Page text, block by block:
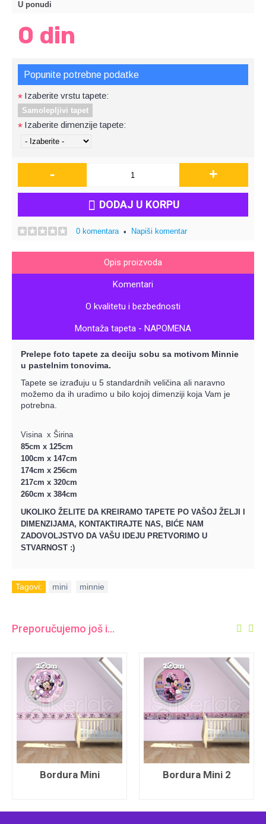
U ponudi
0 din
Popunite potrebne podatke
* Izaberite vrstu tapete:
Samolepljivi tapet
* Izaberite dimenzije tapete:
- +
DODAJ U KORPU
0 komentara• Napiši komentar
Opis proizvoda
Komentari
O kvalitetu i bezbednosti
Montaža tapeta - NAPOMENA
Prelepe foto tapete za deciju sobu sa motivom Minnie
u pastelnim tonovima.
Tapete se izrađuju u 5 standardnih veličina ali naravno
možemo da ih uradimo u bilo kojoj dimenziji koja Vam je
potrebna.
Visina x Širina
85cm x 125cm
100cm x 147cm
174cm x 256cm
217cm x 320cm
260cm x 384cm
UKOLIKO ŽELITE DA KREIRAMO TAPETE PO VAŠOJ ŽELJI I
DIMENZIJAMA, KONTAKTIRAJTE NAS, BIĆE NAM
ZADOVOLJSTVO DA VAŠU IDEJU PRETVORIMO U
STVARNOST :)
Tagovi: mini minnie
Preporučujemo još i...
Bordura Mini Bordura Mini 2